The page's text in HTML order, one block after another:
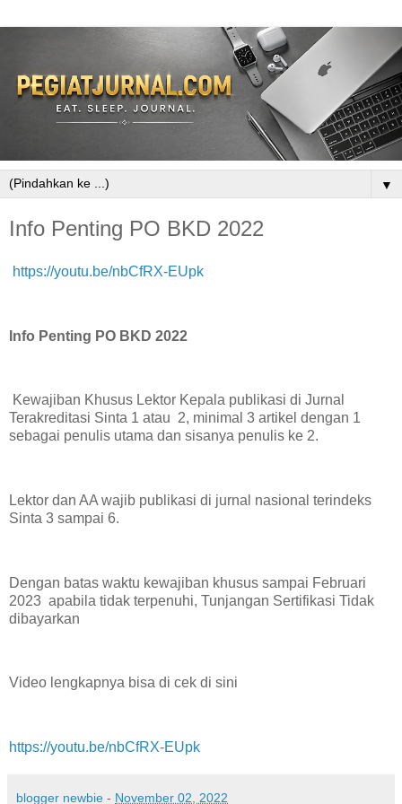
▼
Info Penting PO BKD 2022
https://youtu.be/nbCfRX-EUpk
Info Penting PO BKD 2022
Kewajiban Khusus Lektor Kepala publikasi di Jurnal
Terakreditasi Sinta 1 atau 2, minimal 3 artikel dengan 1
sebagai penulis utama dan sisanya penulis ke 2.
Lektor dan AA wajib publikasi di jurnal nasional terindeks
Sinta 3 sampai 6.
Dengan batas waktu kewajiban khusus sampai Februari
2023 apabila tidak terpenuhi, Tunjangan Sertifikasi Tidak
dibayarkan
Video lengkapnya bisa di cek di sini
https://youtu.be/nbCfRX-EUpk
blogger newbie - November 02, 2022